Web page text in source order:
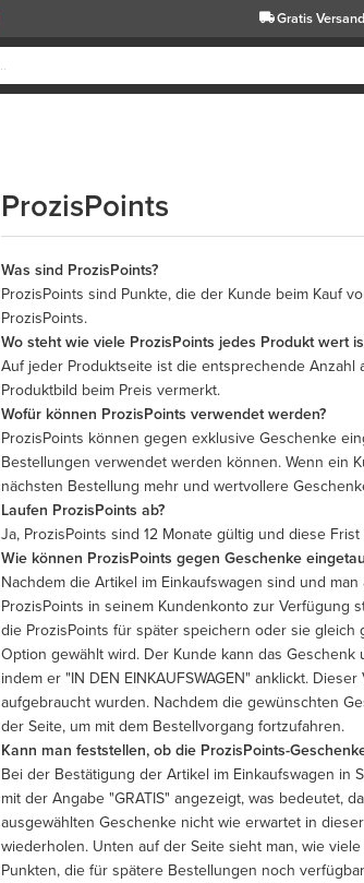
Gratis
ProzisPoints
Was sind ProzisPoints?
ProzisPoints sind Punkte, die der Kunde beim Kauf
ProzisPoints.
Wo steht wie viele ProzisPoints jedes Produkt wert
Auf jeder Produktseite ist die entsprechende Anzahl
Produktbild beim Preis vermerkt.
Wofür können ProzisPoints verwendet werden?
ProzisPoints können gegen exklusive Geschenke
Bestellungen verwendet werden können. Wenn ein
nächsten Bestellung mehr und wertvollere
Laufen ProzisPoints ab?
Ja, ProzisPoints sind 12 Monate gültig und diese
Wie können ProzisPoints gegen Geschenke
Nachdem die Artikel im Einkaufswagen sind und
ProzisPoints in seinem Kundenkonto zur Verfügung
die ProzisPoints für später speichern oder sie
Option gewählt wird. Der Kunde kann das
indem er "IN DEN EINKAUFSWAGEN" anklickt.
aufgebraucht wurden. Nachdem die gewünschten
der Seite, um mit dem Bestellvorgang fortzufahren.
Kann man feststellen, ob die ProzisPoints-
Bei der Bestätigung der Artikel im Einkaufswagen
mit der Angabe "GRATIS" angezeigt, was bedeutet,
ausgewählten Geschenke nicht wie erwartet in
wiederholen. Unten auf der Seite sieht man, wie
Punkten, die für spätere Bestellungen noch